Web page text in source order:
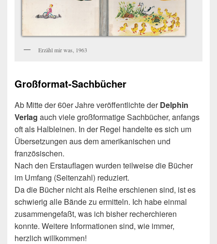
Erzähl mir was, 1963
Großformat-Sachbücher
Ab Mitte der 60er Jahre veröffentlichte derDelphin
Verlag auch viele großformatige Sachbücher, anfangs
oft als Halbleinen. In der Regel handelte es sich um
Übersetzungen aus dem amerikanischen und
französischen.
Nach den Erstauflagen wurden teilweise die Bücher
im Umfang (Seitenzahl) reduziert.
Da die Bücher nicht als Reihe erschienen sind, ist es
schwierig alle Bände zu ermitteln. Ich habe einmal
zusammengefaßt, was ich bisher recherchieren
konnte. Weitere Informationen sind, wie immer,
herzlich willkommen!